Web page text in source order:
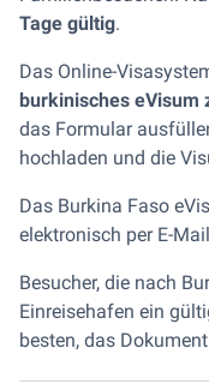
Tage gültig.
Das Online-
burkinisches eVisum
das Formular
hochladen und die
Das Burkina Faso
elektronisch per E-
Besucher, die nach
Einreisehafen ein
besten, das